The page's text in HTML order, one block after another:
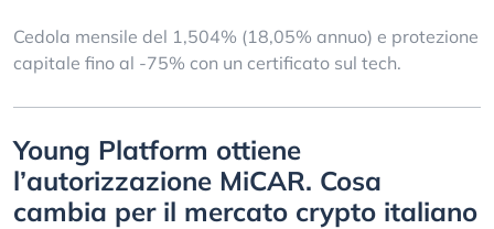
Cedola mensile del 1,504% (18,05% annuo) e protezione
capitale fino al -75% con un certificato sul tech.
Young Platform ottiene
l’autorizzazione MiCAR. Cosa
cambia per il mercato crypto italiano